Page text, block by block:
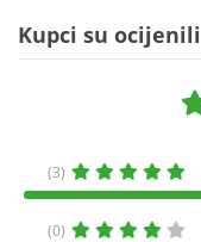
Kupci su ocijenili
(3)
(0)